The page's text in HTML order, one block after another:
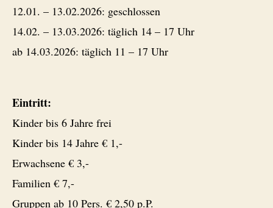
12.01. – 13.02.2026: geschlossen
14.02. – 13.03.2026: täglich 14 – 17 Uhr
ab 14.03.2026: täglich 11 – 17 Uhr
Eintritt:
Kinder bis 6 Jahre frei
Kinder bis 14 Jahre € 1,-
Erwachsene € 3,-
Familien € 7,-
Gruppen ab 10 Pers. € 2,50 p.P.